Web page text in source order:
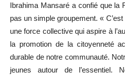
Ibrahima Mansaré a confié que la
pas un simple groupement. «
une force collective qui aspire à
la promotion de la citoyenneté
durable de notre communauté.
jeunes autour de l’essentiel.